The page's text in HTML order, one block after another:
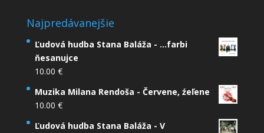
Najpredávanejšie
Ľudová hudba Stana Baláža - ...farbi
ňesanujce
10.00 €
Muzika Milana Rendoša - Červene, źeľene
10.00 €
Ľudová hudba Stana Baláža - V